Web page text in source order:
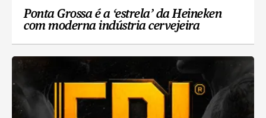
Ponta Grossa é a ‘estrela’ da Heineken
com moderna indústria cervejeira